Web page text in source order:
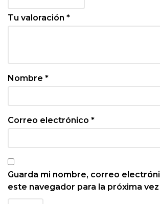
Tu valoración *
Nombre *
Correo electrónico *
Guarda mi nombre, correo
este navegador para la próxima